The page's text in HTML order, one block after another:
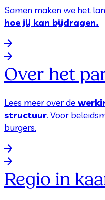
Samen maken we het
hoe jij kan bijdragen.
Over het
Lees meer over de
structuur. Voor
burgers.
Regio in